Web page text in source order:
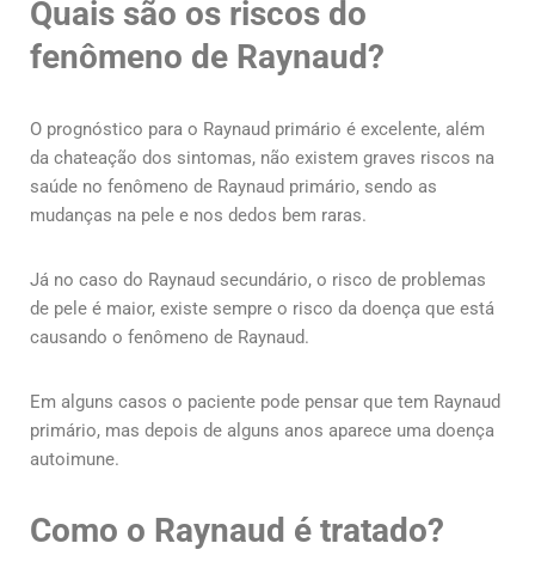
Quais são os riscos do
fenômeno de Raynaud?
O prognóstico para o Raynaud primário é excelente, além
da chateação dos sintomas, não existem graves riscos na
saúde no fenômeno de Raynaud primário, sendo as
mudanças na pele e nos dedos bem raras.
Já no caso do Raynaud secundário, o risco de problemas
de pele é maior, existe sempre o risco da doença que está
causando o fenômeno de Raynaud.
Em alguns casos o paciente pode pensar que tem Raynaud
primário, mas depois de alguns anos aparece uma doença
autoimune.
Como o Raynaud é tratado?